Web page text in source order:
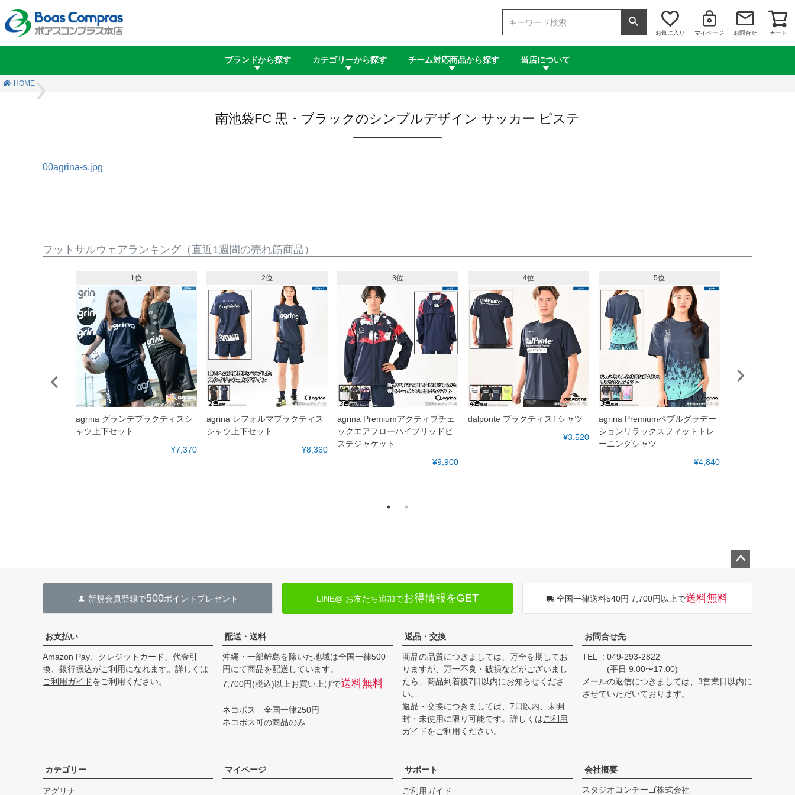
お気に入り マイページ お問合せ カート
ブランドから探す カテゴリーから探す チーム対応商品から探す 当店について
HOME
南池袋FC 黒・ブラックのシンプルデザイン サッカー ピステ
00agrina-s.jpg
フットサルウェアランキング （直近1週間の売れ筋商品）
1位
agrina グランデプラクティスシ
ャツ上下セット
¥7,370
2位
agrina レフォルマプラクティス
シャツ上下セット
¥8,360
3位
agrina Premiumアクティブチェ
ックエアフローハイブリッドピ
ステジャケット
¥9,900
4位
dalponte プラクティスTシャツ
¥3,520
5位
agrina Premiumペブルグラデー
ションリラックスフィットトレ
ーニングシャツ
¥4,840
へ
新規会員登録で500ポイントプレゼント LINE@ お友だち追加でお得情報をGET 全国一律送料540円 7,700円以上で送料無料
お支払い
Amazon Pay、クレジットカード、代金引
換、銀行振込がご利用になれます。詳しくは
ご利用ガイドをご利用ください。
配送・送料
沖縄・一部離島を除いた地域は全国一律500
円にて商品を配送しています。
7,700円(税込)以上お買い上げで送料無料
ネコポス 全国一律250円
ネコポス可の商品のみ
返品・交換
商品の品質につきましては、万全を期してお
りますが、万一不良・破損などがございまし
たら、商品到着後7日以内にお知らせくださ
い。
返品・交換につきましては、7日以内、未開
封・未使用に限り可能です。詳しくはご利用
ガイドをご利用ください。
お問合せ先
TEL
049-293-2822
(平日 9:00〜17:00)
メールの返信につきましては、3営業日以内に
させていただいております。
カテゴリー
アグリナ
マイページ サポート
ご利用ガイド
会社概要
スタジオコンチーゴ株式会社